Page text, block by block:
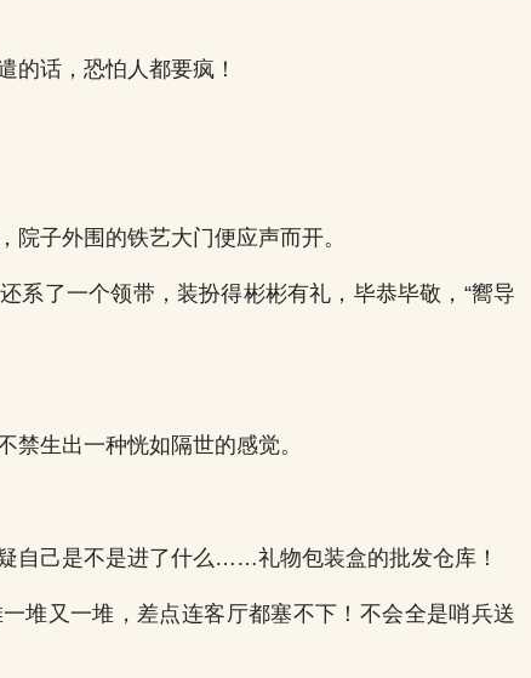
的话，恐怕人都要疯！
院子外围的铁艺大门便应声而开。
系了一个领带，装扮得彬彬有礼，毕恭毕敬，“嚮导
禁生出一种恍如隔世的感觉。
自己是不是进了什么……礼物包装盒的批发仓库！
堆又一堆，差点连客厅都塞不下！不会全是哨兵送